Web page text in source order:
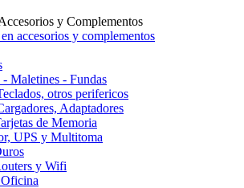
y Complementos
accesorios y complementos
Maletines - Fundas
otros perifericos
Adaptadores
de Memoria
UPS y Multitoma
y Wifi